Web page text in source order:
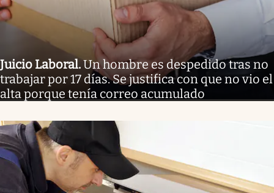
Juicio Laboral.Un hombre es despedido tras no
trabajar por 17 días. Se justifica con que no vio el
alta porque tenía correo acumulado